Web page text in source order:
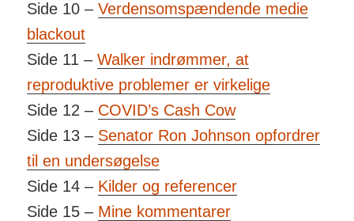
Side 10 –Verdensomspændende medie
blackout
Side 11 –Walker indrømmer, at
reproduktive problemer er virkelige
Side 12 – COVID’s Cash Cow
Side 13 – Senator Ron Johnson opfordrer
til en undersøgelse
Side 14 – Kilder og referencer
Side 15 – Mine kommentarer